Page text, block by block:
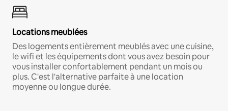
Locations meublées
Des logements entièrement meublés avec une cuisine,
le wifi et les équipements dont vous avez besoin pour
vous installer confortablement pendant un mois ou
plus. C'est l'alternative parfaite à une location
moyenne ou longue durée.